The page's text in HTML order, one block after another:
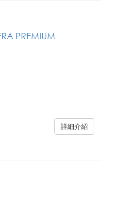
PREMIUM
詳細介紹